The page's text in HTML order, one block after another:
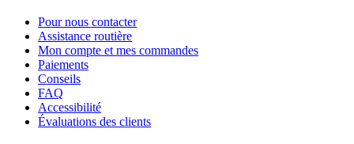
Pour nous contacter
Assistance routière
Mon compte et mes commandes
Paiements
Conseils
FAQ
Accessibilité
Évaluations des clients